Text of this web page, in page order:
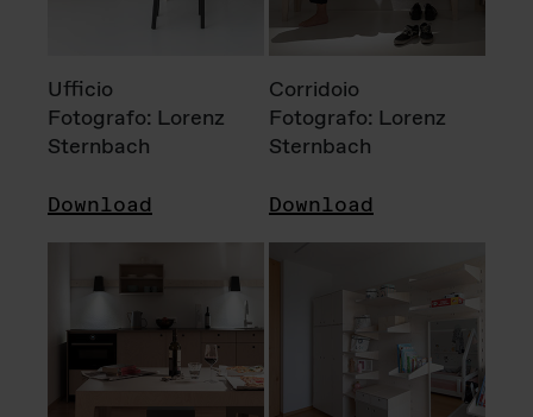
Ufficio
Fotografo: Lorenz
Sternbach
Download
Corridoio
Fotografo: Lorenz
Sternbach
Download